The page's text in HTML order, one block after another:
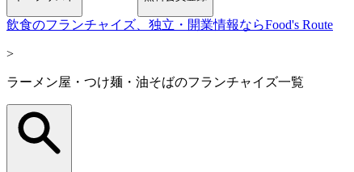
飲食のフランチャイズ、独立・開業情報ならFood's Route
>
ラーメン屋・つけ麺・油そばのフランチャイズ一覧